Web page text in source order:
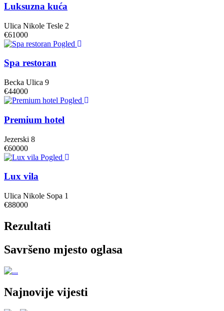
Luksuzna kuća
Ulica Nikole Tesle 2
€61000
Pogled
Spa restoran
Becka Ulica 9
€44000
Pogled
Premium hotel
Jezerski 8
€60000
Pogled
Lux vila
Ulica Nikole Sopa 1
€88000
Rezultati
Savršeno mjesto oglasa
Najnovije vijesti